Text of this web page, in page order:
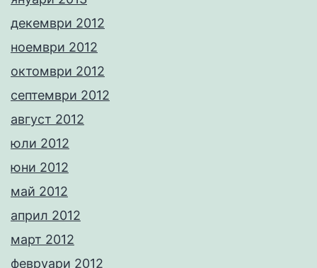
декември 2012
ноември 2012
октомври 2012
септември 2012
август 2012
юли 2012
юни 2012
май 2012
април 2012
март 2012
февруари 2012